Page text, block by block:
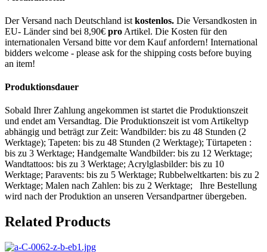
Der Versand nach Deutschland ist kostenlos. Die Versandkosten in
EU- Länder sind bei 8,90€ pro Artikel. Die Kosten für den
internationalen Versand bitte vor dem Kauf anfordern! International
bidders welcome - please ask for the shipping costs before buying
an item!
Produktionsdauer
Sobald Ihrer Zahlung angekommen ist startet die Produktionszeit
und endet am Versandtag. Die Produktionszeit ist vom Artikeltyp
abhängig und beträgt zur Zeit: Wandbilder: bis zu 48 Stunden (2
Werktage); Tapeten: bis zu 48 Stunden (2 Werktage); Türtapeten :
bis zu 3 Werktage; Handgemalte Wandbilder: bis zu 12 Werktage;
Wandtattoos: bis zu 3 Werktage; Acrylglasbilder: bis zu 10
Werktage; Paravents: bis zu 5 Werktage; Rubbelweltkarten: bis zu 2
Werktage; Malen nach Zahlen: bis zu 2 Werktage; Ihre Bestellung
wird nach der Produktion an unseren Versandpartner übergeben.
Related Products